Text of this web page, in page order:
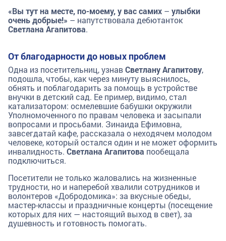
«Вы тут на месте, по-моему, у вас самих – улыбки
очень добрые!» – напутствовала дебютанток
Светлана Агапитова.
От благодарности до новых проблем
Одна из посетительниц, узнавСветлану Агапитову,
подошла, чтобы, как через минуту выяснилось,
обнять и поблагодарить за помощь в устройстве
внучки в детский сад. Ее пример, видимо, стал
катализатором: осмелевшие бабушки окружили
Уполномоченного по правам человека и засыпали
вопросами и просьбами. Зинаида Ефимовна,
завсегдатай кафе, рассказала о неходячем молодом
человеке, который остался один и не может оформить
инвалидность.Светлана Агапитова пообещала
подключиться.
Посетители не только жаловались на жизненные
трудности, но и наперебой хвалили сотрудников и
волонтеров «Добродомика»: за вкусные обеды,
мастер-классы и праздничные концерты (посещение
которых для них — настоящий выход в свет), за
душевность и готовность помогать.